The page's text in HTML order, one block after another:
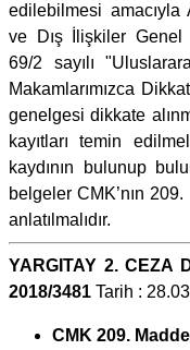
edilebilmesi amacıyla
ve Dış İlişkiler Genel
69/2 sayılı
Makamlarımızca
genelgesi dikkate
kayıtları temin
kaydının bulunup
belgeler CMK’nın
anlatılmalıdır.
YARGITAY 2. CEZA
2018/3481 Tarih :
CMK 209. Madde